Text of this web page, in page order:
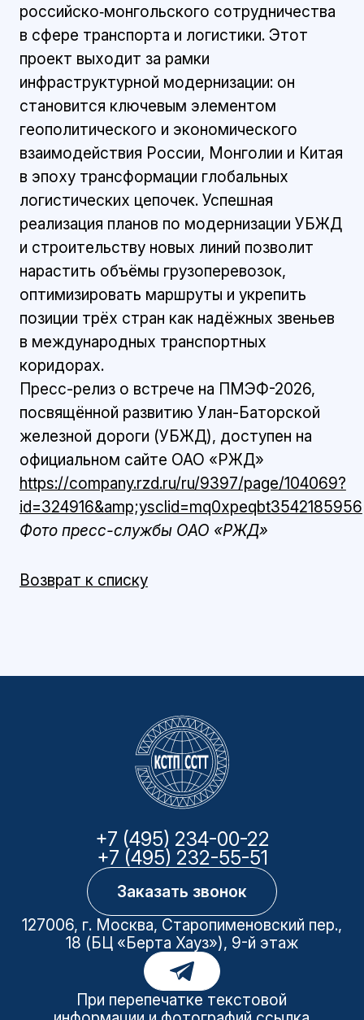
российско‑монгольского сотрудничества
в сфере транспорта и логистики. Этот
проект выходит за рамки
инфраструктурной модернизации: он
становится ключевым элементом
геополитического и экономического
взаимодействия России, Монголии и Китая
в эпоху трансформации глобальных
логистических цепочек. Успешная
реализация планов по модернизации УБЖД
и строительству новых линий позволит
нарастить объёмы грузоперевозок,
оптимизировать маршруты и укрепить
позиции трёх стран как надёжных звеньев
в международных транспортных
коридорах.
Пресс-релиз о встрече на ПМЭФ-2026,
посвящённой развитию Улан-Баторской
железной дороги (УБЖД), доступен на
официальном сайте ОАО «РЖД»
https://company.rzd.ru/ru/9397/page/104069?
id=324916&amp;ysclid=mq0xpeqbt3542185956
Фото пресс-службы ОАО «РЖД»
Возврат к списку
+7 (495) 234-00-22
+7 (495) 232-55-51
Заказать звонок
127006, г. Москва, Старопименовский пер.,
18 (БЦ «Берта Хауз»), 9-й этаж
При перепечатке текстовой